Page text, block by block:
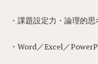
・課題設定力・論理的
・Word／Excel／